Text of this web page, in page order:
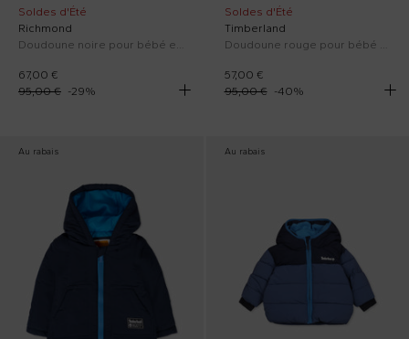
Soldes d'Été
Richmond
Doudoune noire pour bébé enfants avec logo
67,00 €
95,00 € -29%
Soldes d'Été
Timberland
Doudoune rouge pour bébé garçon avec logo
57,00 €
95,00 €
-40%
Au rabais Au rabais